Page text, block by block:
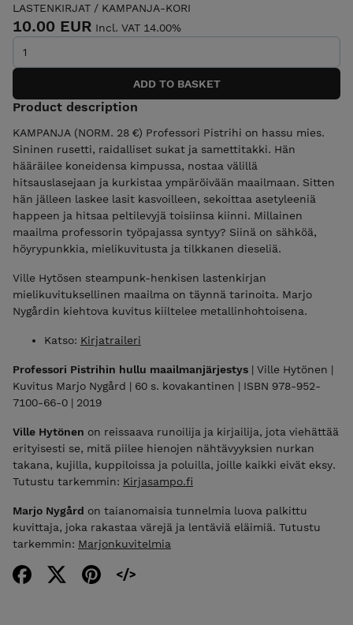
LASTENKIRJAT / KAMPANJA-KORI
10.00 EUR Incl. VAT 14.00%
Product description
KAMPANJA (NORM. 28 €) Professori Pistrihi on hassu mies.
Sininen rusetti, raidalliset sukat ja samettitakki. Hän
hääräilee koneidensa kimpussa, nostaa välillä
hitsauslasejaan ja kurkistaa ympäröivään maailmaan. Sitten
hän jälleen laskee lasit kasvoilleen, sekoittaa asetyleeniä
happeen ja hitsaa peltilevyjä toisiinsa kiinni. Millainen
maailma professorin työpajassa syntyy? Siinä on sähköä,
höyrypunkkia, mielikuvitusta ja tilkkanen dieseliä.
Ville Hytösen steampunk-henkisen lastenkirjan
mielikuvituksellinen maailma on täynnä tarinoita. Marjo
Nygårdin kiehtova kuvitus kiiltelee metallinhohtoisena.
Katso: Kirjatraileri
Professori Pistrihin hullu maailmanjärjestys | Ville Hytönen |
Kuvitus Marjo Nygård | 60 s. kovakantinen | ISBN 978-952-
7100-66-0 | 2019
Ville Hytönen on reissaava runoilija ja kirjailija, jota viehättää
erityisesti se, mitä piilee hienojen nähtävyyksien nurkan
takana, kujilla, kuppiloissa ja poluilla, joille kaikki eivät eksy.
Tutustu tarkemmin: Kirjasampo.fi
Marjo Nygård on taianomaisia tunnelmia luova palkittu
kuvittaja, joka rakastaa värejä ja lentäviä eläimiä. Tutustu
tarkemmin: Marjonkuvitelmia